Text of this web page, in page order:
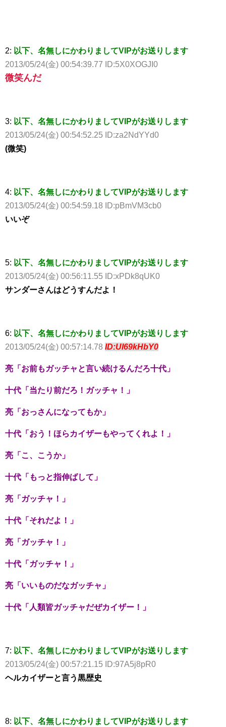
2: 以下、名無しにかわりましてVIPがお送りします
2013/05/24(金) 00:54:39.77 ID:5X0XOGJI0
微笑んだ
3: 以下、名無しにかわりましてVIPがお送りします
2013/05/24(金) 00:54:52.25 ID:za2NdYYd0
(微笑)
4: 以下、名無しにかわりましてVIPがお送りします
2013/05/24(金) 00:54:59.18 ID:pBmVM3cb0
いいぞ
5: 以下、名無しにかわりましてVIPがお送りします
2013/05/24(金) 00:56:11.55 ID:xPDk8qUK0
サンダーさんはどうすんだよ！
6: 以下、名無しにかわりましてVIPがお送りします
2013/05/24(金) 00:57:14.78 ID:UI69kHbY0
亮「お前もガッチャと言い続けるんだろ十代」
十代「当たり前だろ！ガッチャ！」
亮「おっさんになってもか」
十代「おう！ほらカイザーもやってくれよ！」
亮「こ、こうか」
十代「もっと指伸ばして」
亮「ガッチャ！」
十代「それだよ！」
亮「ガッチャ！」
十代「ガッチャ！」
亮「いいものだなガッチャ」
十代「人類皆ガッチャだぜカイザー！」
7: 以下、名無しにかわりましてVIPがお送りします
2013/05/24(金) 00:57:21.15 ID:97A5j8pR0
ヘルカイザーと言う黒歴史
8: 以下、名無しにかわりましてVIPがお送りします